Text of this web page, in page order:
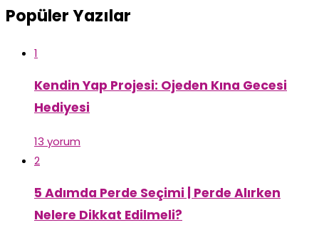
Popüler Yazılar
1
Kendin Yap Projesi: Ojeden Kına Gecesi
Hediyesi
13 yorum
2
5 Adımda Perde Seçimi | Perde Alırken
Nelere Dikkat Edilmeli?